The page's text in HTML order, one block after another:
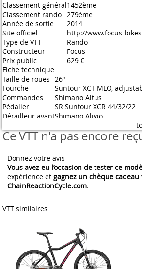
Classement général1452ème
Classement rando 279ème
Année de sortie
2014
Site officiel
http://www.focus-
Type de VTT
Rando
Constructeur
Focus
Prix public
629 €
Fiche technique
Taille de roues 26"
Fourche
Suntour XCT MLO,
Commandes
Shimano Altus
Pédalier
SR Suntour XCR 44/32/22
Dérailleur avantShimano Alivio
Ce VTT n'a pas encore
Donnez votre avis
Vous avez eu l’occasion de tester ce
expérience et gagnez un chèque cadeau
ChainReactionCycle.com.
VTT similaires